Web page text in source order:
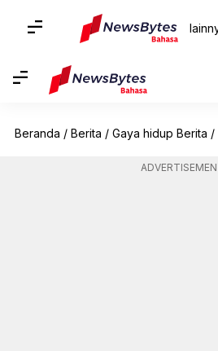
Beranda / Berita / Gaya hidup Berita /